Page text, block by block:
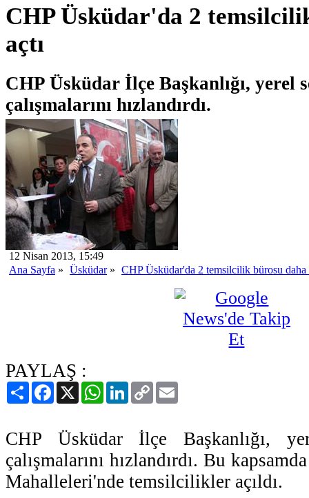
CHP Üsküdar'da 2
açtı
CHP Üsküdar İlçe Başkanlığı, yerel
çalışmalarını hızlandırdı.
12 Nisan 2013, 15:49
Ana Sayfa » Üsküdar» CHP Üsküdar'da 2 temsilcilik bürosu daha
PAYLAŞ :
PaylaşFacebook
X WhatsAppLinkedIn
Copy
Link
CHP Üsküdar İlçe Başkanlığı,
çalışmalarını hızlandırdı. Bu
Mahalleleri'nde temsilcilikler açıldı.